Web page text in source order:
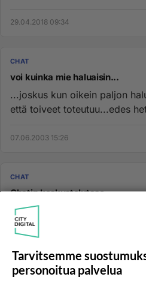
29.04.2018 09:34
CHAT
voi kuinka mie haluaisin...
...joskus kun oikein paljon
että toiveet toteutuu...edes hetkeksi. hetket
07.06.2003 15:26
CHAT
Chatin keskustelutaso
Keskustelut menee
missä syy?...
02.05.2017 12:00
Tarvitsemme
personoitua palvelua